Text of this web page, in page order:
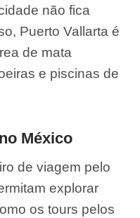
não fica
Puerto Vallarta é
de mata
e piscinas de
México
de viagem pelo
explorar
os tours pelos